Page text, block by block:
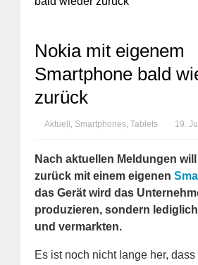
Nokia mit eigenem
Smartphone bald
zurück
Aktuell , Smartphones, Tablets 19.
Nach aktuellen Meldungen will
zurück mit einem eigenen
das Gerät wird das
produzieren, sondern
und vermarkten.
Es ist noch nicht lange her,